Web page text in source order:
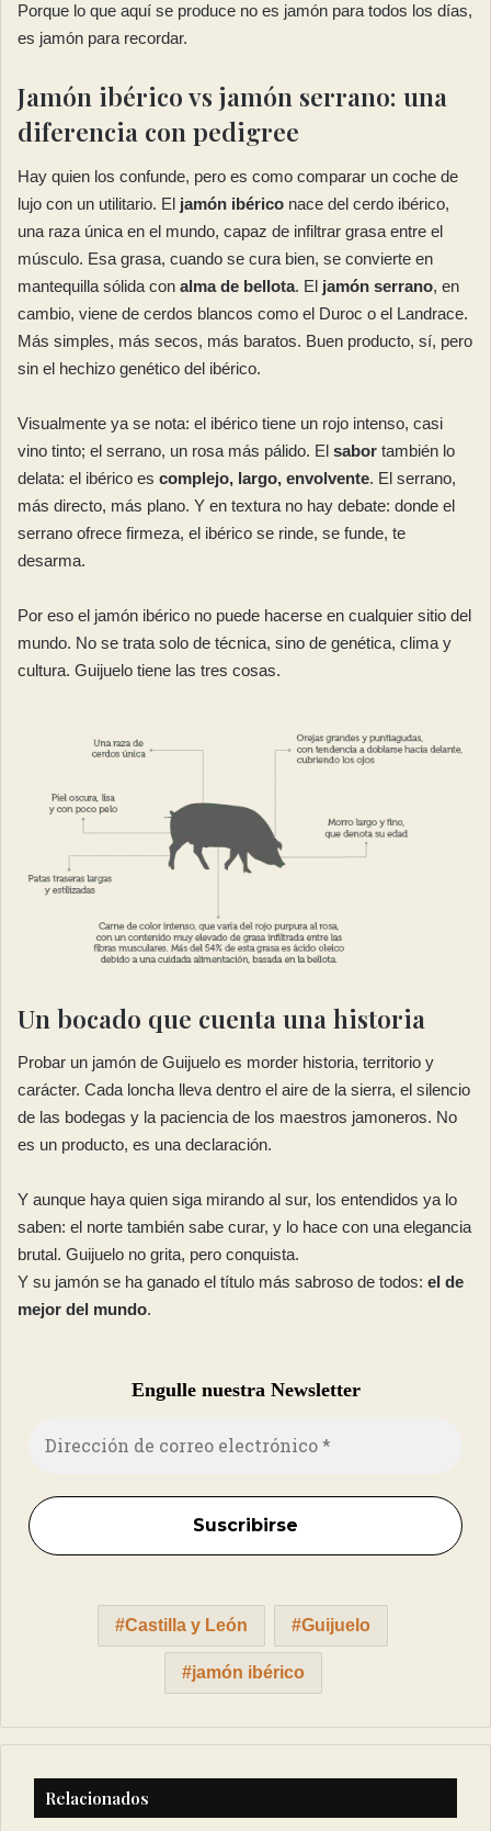
Porque lo que aquí se produce no es jamón para todos los días,
es jamón para recordar.
Jamón ibérico vs jamón serrano: una
diferencia con pedigree
Hay quien los confunde, pero es como comparar un coche de
lujo con un utilitario. El jamón ibérico nace del cerdo ibérico,
una raza única en el mundo, capaz de infiltrar grasa entre el
músculo. Esa grasa, cuando se cura bien, se convierte en
mantequilla sólida con alma de bellota. El jamón serrano, en
cambio, viene de cerdos blancos como el Duroc o el Landrace.
Más simples, más secos, más baratos. Buen producto, sí, pero
sin el hechizo genético del ibérico.
Visualmente ya se nota: el ibérico tiene un rojo intenso, casi
vino tinto; el serrano, un rosa más pálido. El sabor también lo
delata: el ibérico es complejo, largo, envolvente. El serrano,
más directo, más plano. Y en textura no hay debate: donde el
serrano ofrece firmeza, el ibérico se rinde, se funde, te
desarma.
Por eso el jamón ibérico no puede hacerse en cualquier sitio del
mundo. No se trata solo de técnica, sino de genética, clima y
cultura. Guijuelo tiene las tres cosas.
Un bocado que cuenta una historia
Probar un jamón de Guijuelo es morder historia, territorio y
carácter. Cada loncha lleva dentro el aire de la sierra, el silencio
de las bodegas y la paciencia de los maestros jamoneros. No
es un producto, es una declaración.
Y aunque haya quien siga mirando al sur, los entendidos ya lo
saben: el norte también sabe curar, y lo hace con una elegancia
brutal. Guijuelo no grita, pero conquista.
Y su jamón se ha ganado el título más sabroso de todos: el de
mejor del mundo.
Engulle nuestra Newsletter
Castilla y León Guijuelo
jamón ibérico
Relacionados